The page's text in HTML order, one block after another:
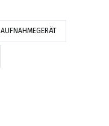
AUFNAHMEGERÄT